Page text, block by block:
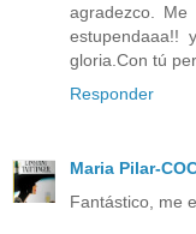
agradezco.
estupendaaa!!
gloria.Con tú
Responder
Maria Pilar-
Fantástico, me